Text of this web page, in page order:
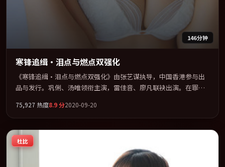
146分钟
寒锋追缉·泪点与燃点双强化
《寒锋追缉·泪点与燃点双强化》由张艺谋执导，中国香港参与出
品与发行。巩俐、汤唯领衔主演，雷佳音、廖凡联袂出演。在罪案
架，在叙事、表演与视听上力求统一。定于 2020-09-16 在内地院线
及主流平台同步亮相，2020 年度话题片中口碑稳健，适合喜欢强情
节与人物弧光的观众完整观看。
75,927 热度8.9分2020-09-20
杜比